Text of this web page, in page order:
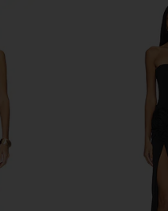
Dress in
Katie May